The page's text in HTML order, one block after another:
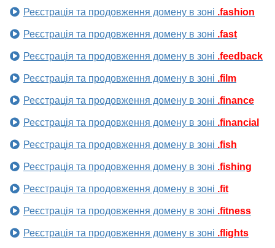
Реєстрація та продовження домену в зоні .fashion
Реєстрація та продовження домену в зоні .fast
Реєстрація та продовження домену в зоні .feedback
Реєстрація та продовження домену в зоні .film
Реєстрація та продовження домену в зоні .finance
Реєстрація та продовження домену в зоні .financial
Реєстрація та продовження домену в зоні .fish
Реєстрація та продовження домену в зоні .fishing
Реєстрація та продовження домену в зоні .fit
Реєстрація та продовження домену в зоні .fitness
Реєстрація та продовження домену в зоні .flights